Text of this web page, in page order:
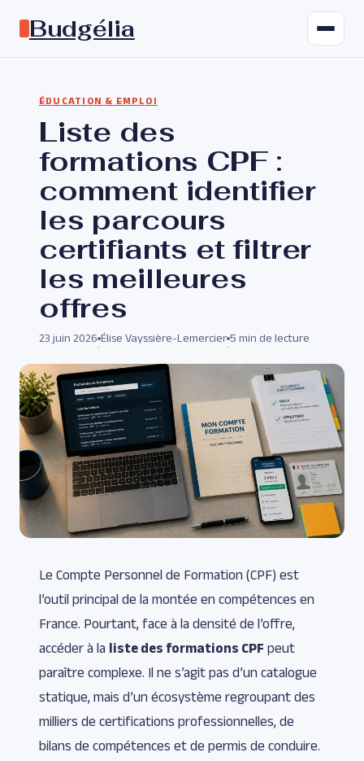
Budgélia
ÉDUCATION & EMPLOI
Liste des
formations CPF :
comment identifier
les parcours
certifiants et filtrer
les meilleures
offres
23 juin 2026
·
Élise Vayssière-Lemercier
·
5 min de lecture
Le Compte Personnel de Formation (CPF) est
l’outil principal de la montée en compétences en
France. Pourtant, face à la densité de l’offre,
accéder à la liste des formations CPF peut
paraître complexe. Il ne s’agit pas d’un catalogue
statique, mais d’un écosystème regroupant des
milliers de certifications professionnelles, de
bilans de compétences et de permis de conduire.